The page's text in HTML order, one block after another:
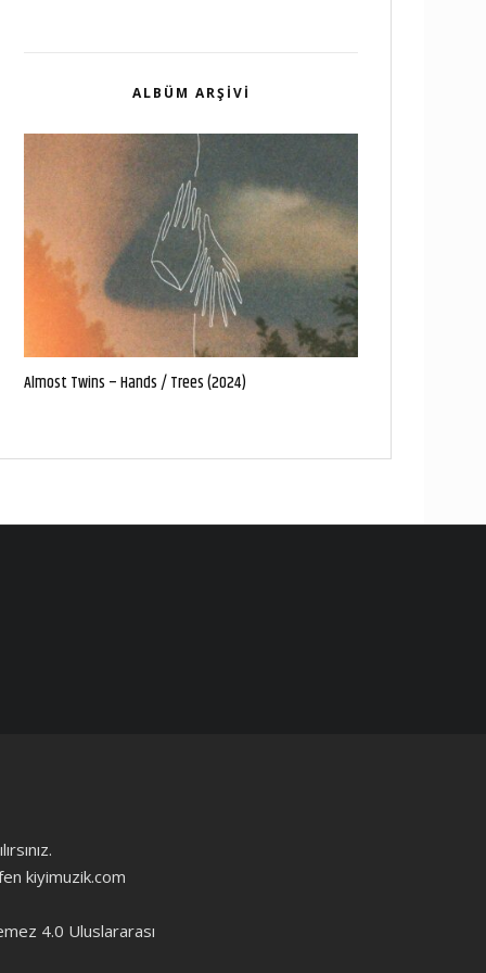
ALBÜM ARŞIVI
Almost Twins – Hands / Trees (2024)
kiyimuzik.com
4.0 Uluslararası